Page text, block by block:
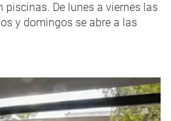
De lunes a viernes las
y domingos se abre a las